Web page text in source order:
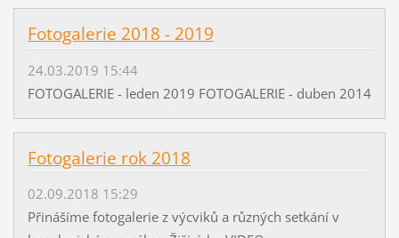
Fotogalerie 2018 - 2019
24.03.2019 15:44
FOTOGALERIE - leden 2019 FOTOGALERIE - duben 2014
Fotogalerie rok 2018
02.09.2018 15:29
Přinášíme fotogalerie z výcviků a různých setkání v